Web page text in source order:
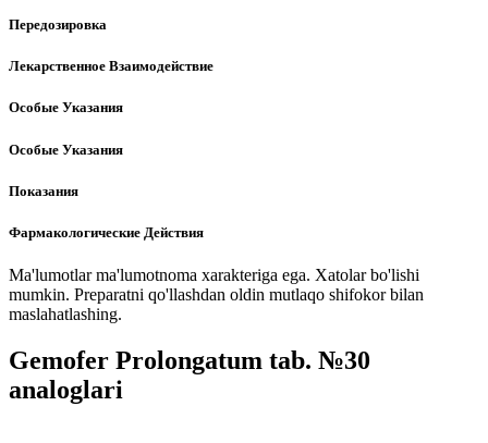
Передозировка
Лекарственное Взаимодействие
Особые Указания
Особые Указания
Показания
Фармакологические Действия
Ma'lumotlar ma'lumotnoma xarakteriga ega. Xatolar bo'lishi
mumkin. Preparatni qo'llashdan oldin mutlaqo shifokor bilan
maslahatlashing.
Gemofer Prolongatum tab. №30
analoglari